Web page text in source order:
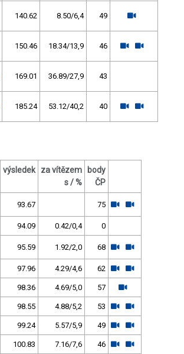
140.62 8.50/6,4 49
150.46 18.34/13,9 46
169.01 36.89/27,9 43
185.24 53.12/40,2 40
výsledek
za vítězem
s / %
body
ČP
93.67 75
94.09 0.42/0,4 0
95.59 1.92/2,0 68
97.96 4.29/4,6 62
98.36 4.69/5,0 57
98.55 4.88/5,2 53
99.24 5.57/5,9 49
100.83 7.16/7,6 46